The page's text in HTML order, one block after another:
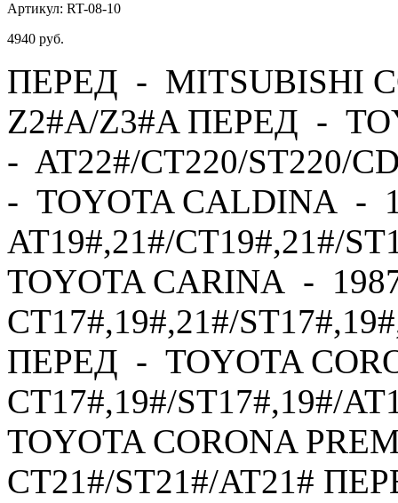
Артикул: RT-08-10
4940 руб.
ПЕРЕД - MITSUBISHI
Z2#A/Z3#A ПЕРЕД -
- AT22#/CT220/ST220/
- TOYOTA CALDINA -
AT19#,21#/CT19#,21#/
TOYOTA CARINA -
CT17#,19#,21#/
ПЕРЕД - TOYOTA
CT17#,19#/ST17#,19#/
TOYOTA CORONA
CT21#/ST21#/AT21#